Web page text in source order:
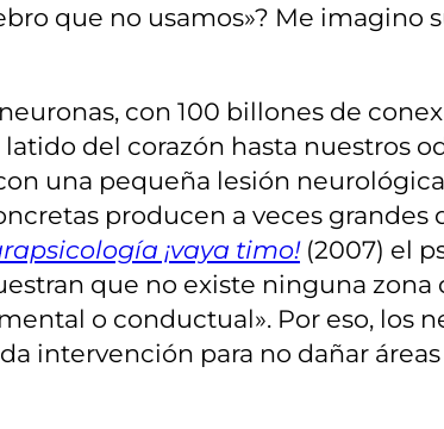
que no usamos»? Me imagino
con 100 billones de
del corazón hasta nuestros
una pequeña lesión
producen a veces
¡vaya timo!(2007) el
que no existe ninguna
o conductual». Por eso, los
intervención para no dañar áreas